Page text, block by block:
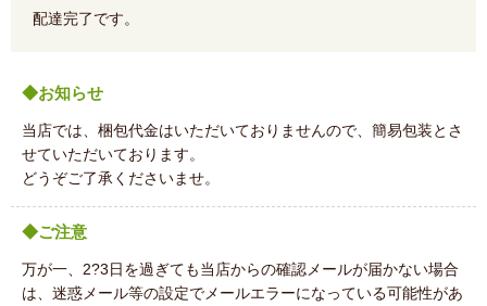
配達完了です。
◆お知らせ
当店では、梱包代金はいただいておりませんので、簡易包装とさ
せていただいております。
どうぞご了承くださいませ。
◆ご注意
万が一、2?3日を過ぎても当店からの確認メールが届かない場合
は、迷惑メール等の設定でメールエラーになっている可能性があ